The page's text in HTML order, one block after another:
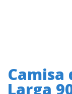
Camisa
Larga